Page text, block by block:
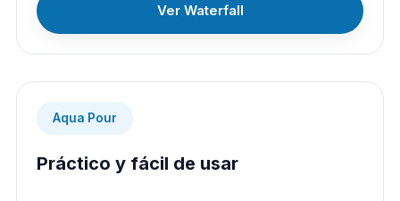
Ver Waterfall
Aqua Pour
Práctico y fácil de usar